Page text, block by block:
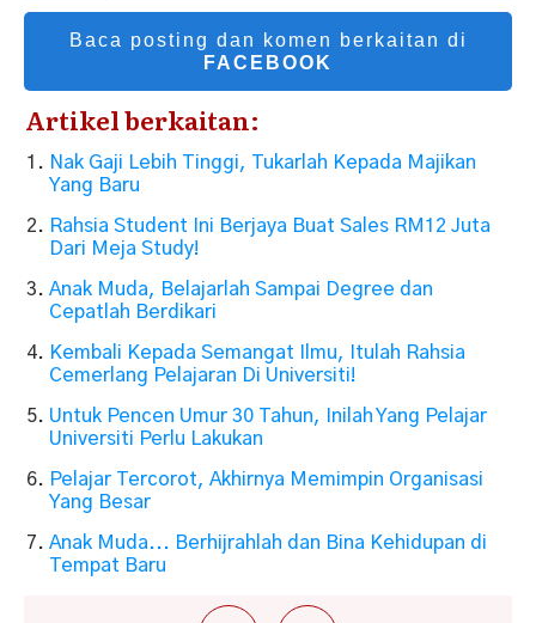
Baca posting dan komen berkaitan di
FACEBOOK
Artikel berkaitan:
Nak Gaji Lebih Tinggi, Tukarlah Kepada Majikan
Yang Baru
Rahsia Student Ini Berjaya Buat Sales RM12 Juta
Dari Meja Study!
Anak Muda, Belajarlah Sampai Degree dan
Cepatlah Berdikari
Kembali Kepada Semangat Ilmu, Itulah Rahsia
Cemerlang Pelajaran Di Universiti!
Untuk Pencen Umur 30 Tahun, Inilah Yang Pelajar
Universiti Perlu Lakukan
Pelajar Tercorot, Akhirnya Memimpin Organisasi
Yang Besar
Anak Muda... Berhijrahlah dan Bina Kehidupan di
Tempat Baru